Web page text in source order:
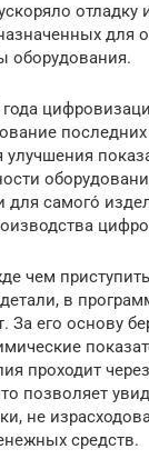
отладку
для
оборудования.
последних
для самого́
чем
в
За его основу
проходит
позволяет
не
средств.